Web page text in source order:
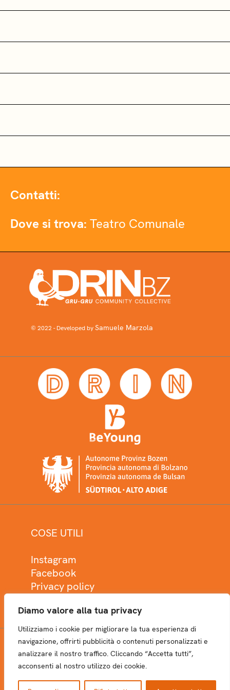
Diamo valore alla tua privacy
Utilizziamo i cookie per migliorare la tua esperienza di
navigazione, offrirti pubblicità o contenuti personalizzati e
analizzare il nostro traffico. Cliccando “Accetta tutti”,
acconsenti al nostro utilizzo dei cookie.
Contatti:
Dove si trova: Teatro Comunale
© 2022 - Developed bySamuele Marzola
COSE UTILI
Instagram
Facebook
Privacy policy
NEWSLETTER